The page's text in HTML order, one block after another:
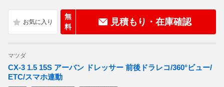
無
料
見積もり・在庫確認
マツダ
CX-3 1.5 15S アーバン ドレッサー 前後ドラレコ/360°ビュー/
ETC/スマホ連動